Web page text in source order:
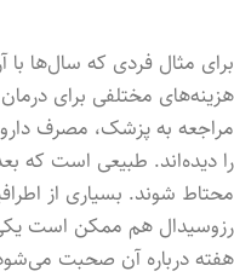
برای مثال فردی که سال‌ها با
هزینه‌های مختلفی برای
مراجعه به پزشک، مصرف
را دیده‌اند. طبیعی است که
محتاط شوند. بسیاری از
رزوسیدال هم ممکن است
هفته درباره آن صحبت